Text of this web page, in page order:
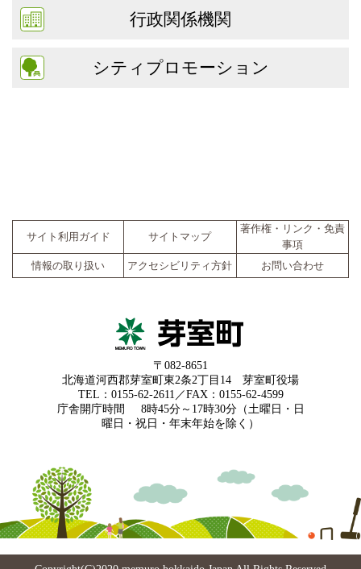
行政関係機関
シティプロモーション
サイト利用ガイド サイトマップ
著作権・リンク・免責
事項
情報の取り扱い
アクセシビリティ方針 お問い合わせ
〒082-8651
北海道河西郡芽室町東2条2丁目14 芽室町役場
TEL：0155-62-2611／FAX：0155-62-4599
庁舎開庁時間
8時45分～17時30分（土曜日・日
曜日・祝日・年末年始を除く）